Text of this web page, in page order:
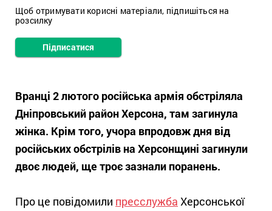
Щоб отримувати корисні матеріали, підпишіться на
розсилку
Підписатися
Вранці 2 лютого російська армія обстріляла
Дніпровський район Херсона, там загинула
жінка. Крім того, учора впродовж дня від
російських обстрілів на Херсонщині загинули
двоє людей, ще троє зазнали поранень.
Про це повідомили пресслужба Херсонської